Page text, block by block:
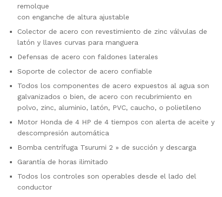
remolque
con enganche de altura ajustable
Colector de acero con revestimiento de zinc válvulas de
latón y llaves curvas para manguera
Defensas de acero con faldones laterales
Soporte de colector de acero confiable
Todos los componentes de acero expuestos al agua son
galvanizados o bien, de acero con recubrimiento en
polvo, zinc, aluminio, latón, PVC, caucho, o polietileno
Motor Honda de 4 HP de 4 tiempos con alerta de aceite y
descompresión automática
Bomba centrífuga Tsurumi 2 » de succión y descarga
Garantía de horas ilimitado
Todos los controles son operables desde el lado del
conductor